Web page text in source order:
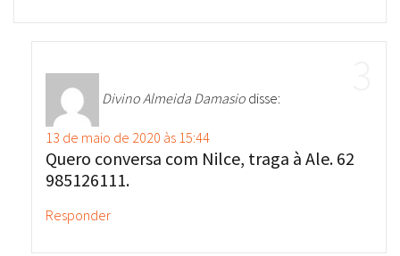
13 de maio de 2020 às 15:44
Quero conversa com Nilce, traga à Ale. 62
985126111.
Responder